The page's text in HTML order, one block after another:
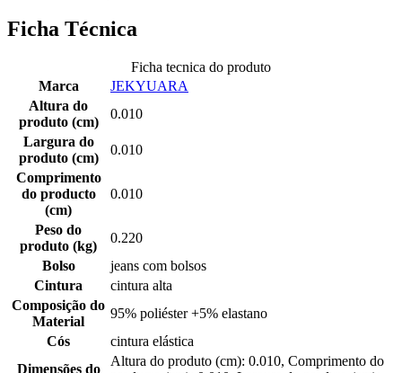
Ficha Técnica
Ficha tecnica do produto
Marca
JEKYUARA
Altura do
produto (cm)
0.010
Largura do
produto (cm)
0.010
Comprimento
do producto
(cm)
0.010
Peso do
produto (kg)
0.220
Bolso
jeans com bolsos
Cintura
cintura alta
Composição do
Material
95% poliéster +5% elastano
Cós
cintura elástica
Dimensões do
Altura do produto (cm): 0.010, Comprimento do